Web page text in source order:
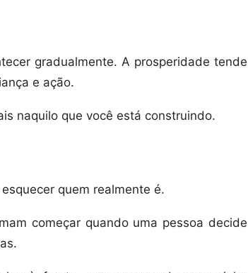
gradualmente. A prosperidade tende
e ação.
naquilo que você está construindo.
quem realmente é.
começar quando uma pessoa decide